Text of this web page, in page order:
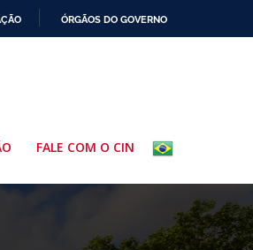
ÓRGÃOS DO GOVERNO
FALE COM O CIN